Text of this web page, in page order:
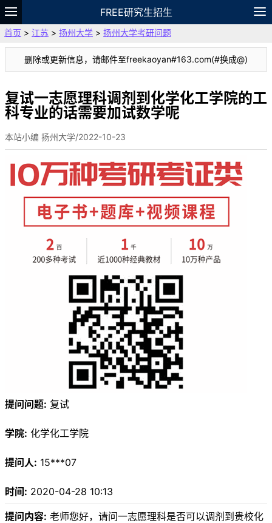
FREE研究生招生
题库
故事 专题 APP 笔记
VIP
资料
首页 > 江苏 > 扬州大学 > 扬州大学考研问题
删除或更新信息，请邮件至freekaoyan#163.com(#换成@)
复试一志愿理科调剂到化学化工学院的工
科专业的话需要加试数学呢
本站小编 扬州大学/2022-10-23
提问问题: 复试
学院: 化学化工学院
提问人: 15***07
时间: 2020-04-28 10:13
提问内容: 老师您好，请问一志愿理科是否可以调剂到贵校化